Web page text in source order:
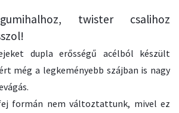
twister csalihoz
dupla erősségű acélból készült
még a legkeményebb szájban is nagy
formán nem változtattunk, mivel ez